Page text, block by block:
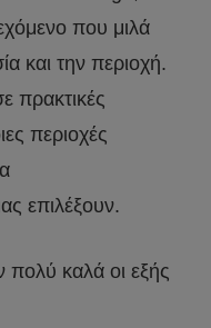
που μιλά
και την περιοχή.
πρακτικές
περιοχές
επιλέξουν.
πολύ καλά οι εξής